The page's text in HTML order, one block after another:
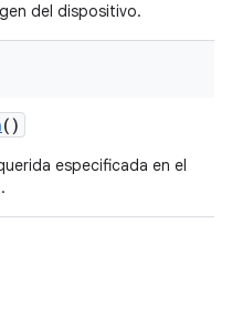
del dispositivo.
()
especificada en el